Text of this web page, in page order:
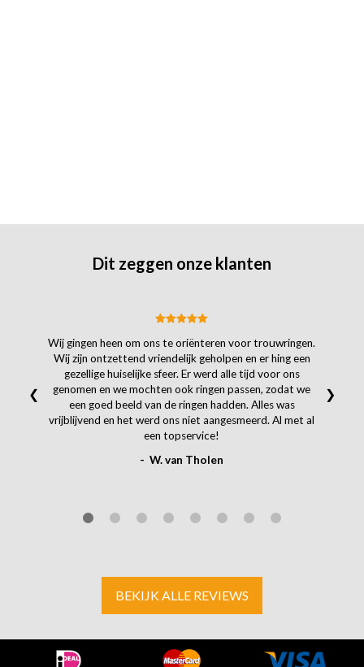
Dit zeggen onze klanten
Wij gingen heen om ons te oriënteren voor trouwringen.
Wij zijn ontzettend vriendelijk geholpen en er hing een
gezellige huiselijke sfeer. Er werd alle tijd voor ons
genomen en we mochten ook ringen passen, zodat we
een goed beeld van de ringen hadden. Alles was
vrijblijvend en het werd ons niet aangesmeerd. Al met al
een topservice!
- W. van Tholen
❮ ❯
BEKIJK ALLE REVIEWS